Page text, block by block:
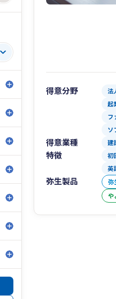
得意分野 法
起
フ
ソ
得意業種 建
特徴 初
英
弥生製品 弥
や